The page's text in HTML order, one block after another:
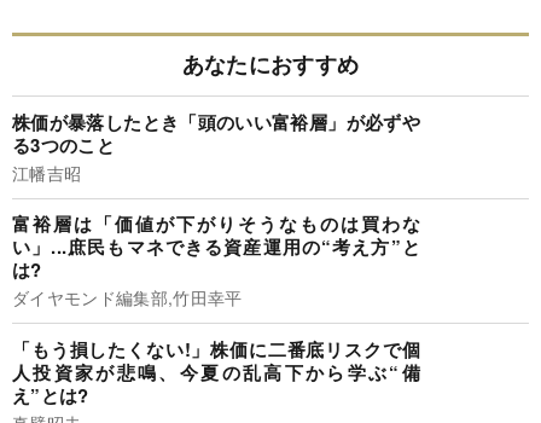
あなたにおすすめ
株価が暴落したとき「頭のいい富裕層」が必ずや
る3つのこと
江幡吉昭
富裕層は「価値が下がりそうなものは買わな
い」...庶民もマネできる資産運用の“考え方”と
は?
ダイヤモンド編集部,竹田幸平
「もう損したくない!」株価に二番底リスクで個
人投資家が悲鳴、今夏の乱高下から学ぶ“備
え”とは?